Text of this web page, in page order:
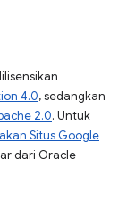
4.0, sedangkan
2.0. Untuk
Situs Google
dari Oracle